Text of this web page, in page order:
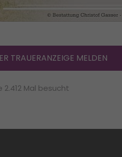
TRAUERANZEIGE MELDEN
Mal besucht